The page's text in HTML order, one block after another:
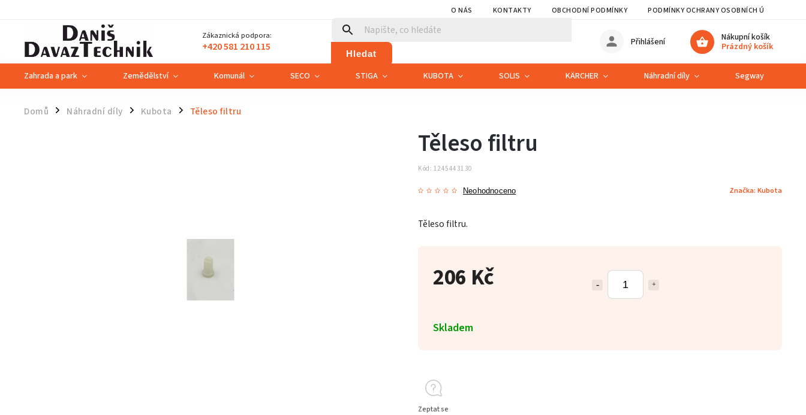
O NÁS KONTAKTY OBCHODNÍ PODMÍNKY PODMÍNKY OCHRANY OSOBNÍCH ÚDAJŮ
Zákaznická podpora:
+420 581 210 115 Hledat
Nákupní košík
Prázdný košík
Přihlášení
Zahrada a park Zemědělství Komunál SECO STIGA KUBOTA SOLIS KÄRCHER Náhradní díly Segway
Domů / Náhradní díly / Kubota / Těleso filtru
206 Kč
Skladem
Těleso filtru
Kód: 1245443130
Neohodnoceno Značka: Kubota
Těleso filtru.
Zeptat se